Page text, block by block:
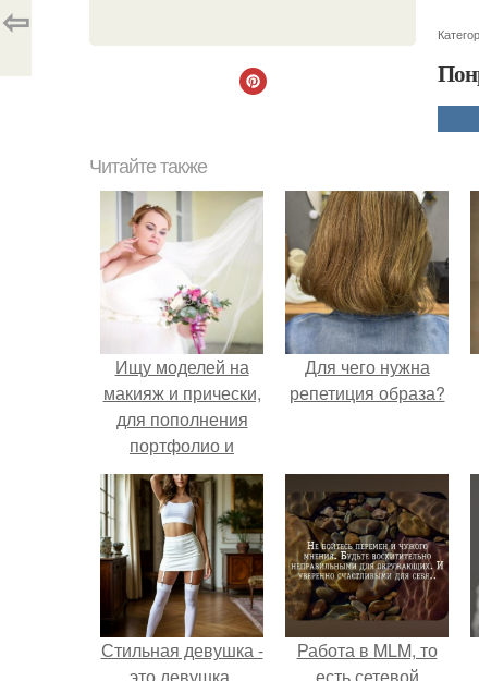
⇦
Читайте также
Ищу моделей на
макияж и прически,
для пополнения
портфолио и
расширения
клиентской базы.
Для чего нужна
репетиция образа?
Стильная девушка -
Работа в MLM, то